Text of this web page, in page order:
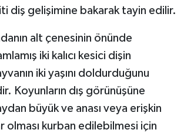
diş gelişimine bakarak tayin edilir.
alt çenesinin önünde
iki kalıcı kesici dişin
iki yaşını doldurduğunu
Koyunların dış görünüşüne
büyük ve anası veya erişkin
olması kurban edilebilmesi için